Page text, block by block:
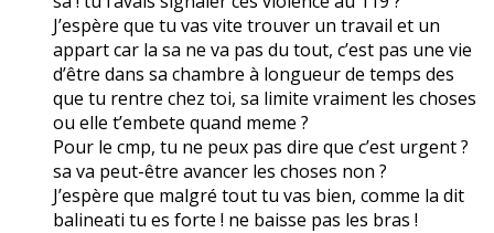
J’espère que tu vas vite trouver un travail et un
appart car la sa ne va pas du tout, c’est pas une vie
d’être dans sa chambre à longueur de temps des
que tu rentre chez toi, sa limite vraiment les choses
ou elle t’embete quand meme ?
Pour le cmp, tu ne peux pas dire que c’est urgent ?
sa va peut-être avancer les choses non ?
J’espère que malgré tout tu vas bien, comme la dit
balineati tu es forte ! ne baisse pas les bras !